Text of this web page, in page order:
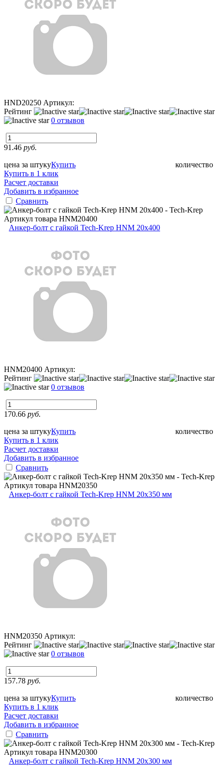
HND20250 Артикул:
Рейтинг
0 отзывов
91.46 руб.
цена за штуку количество
Купить
Купить в 1 клик
Расчет доставки
Добавить в избранное
Сравнить
Артикул товара HNM20400
Анкер-болт с гайкой Tech-Krep HNM 20х400
HNM20400 Артикул:
Рейтинг
0 отзывов
170.66 руб.
цена за штуку количество
Купить
Купить в 1 клик
Расчет доставки
Добавить в избранное
Сравнить
Артикул товара HNM20350
Анкер-болт с гайкой Tech-Krep HNM 20х350 мм
HNM20350 Артикул:
Рейтинг
0 отзывов
157.78 руб.
цена за штуку количество
Купить
Купить в 1 клик
Расчет доставки
Добавить в избранное
Сравнить
Артикул товара HNM20300
Анкер-болт с гайкой Tech-Krep HNM 20х300 мм